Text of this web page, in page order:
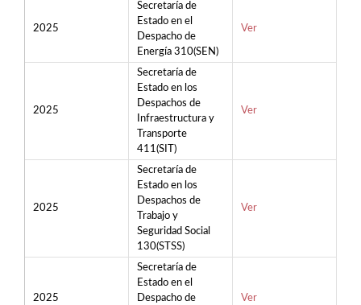
2025
Secretaría de
Estado en el
Despacho de
Energía 310(SEN)
Ver
2025
Secretaría de
Estado en los
Despachos de
Infraestructura y
Transporte
411(SIT)
Ver
2025
Secretaría de
Estado en los
Despachos de
Trabajo y
Seguridad Social
130(STSS)
Ver
2025
Secretaría de
Estado en el
Despacho de
Ver